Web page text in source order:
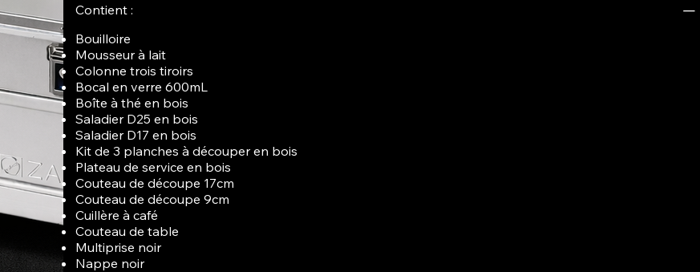
Contient :
Bouilloire
Mousseur à lait
Colonne trois tiroirs
Bocal en verre 600mL
Boîte à thé en bois
Saladier D25 en bois
Saladier D17 en bois
Kit de 3 planches à découper en bois
Plateau de service en bois
Couteau de découpe 17cm
Couteau de découpe 9cm
Cuillère à café
Couteau de table
Multiprise noir
Nappe noir